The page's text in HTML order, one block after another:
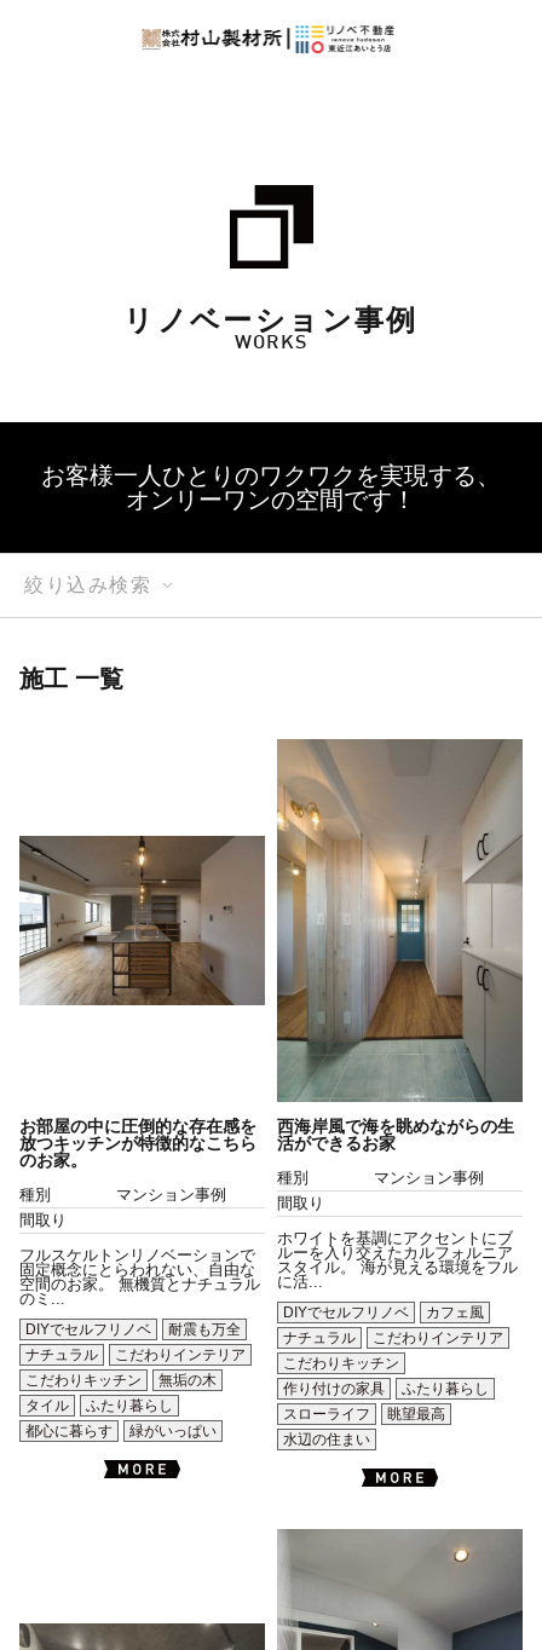
リノベーション事例
WORKS
お客様一人ひとりのワクワクを実現する、
オンリーワンの空間です！
絞り込み検索
施工 一覧
お部屋の中に圧倒的な存在感を
放つキッチンが特徴的なこちら
のお家。
種別
マンション事例
間取り
フルスケルトンリノベーションで
固定概念にとらわれない、自由な
空間のお家。 無機質とナチュラル
のミ...
DIYでセルフリノベ
耐震も万全
ナチュラル
こだわりインテリア
こだわりキッチン
無垢の木
タイル
ふたり暮らし
都心に暮らす
緑がいっぱい
西海岸風で海を眺めながらの生
活ができるお家
種別
マンション事例
間取り
ホワイトを基調にアクセントにブ
ルーを入り交えたカルフォルニア
スタイル。 海が見える環境をフル
に活...
DIYでセルフリノベ
カフェ風
ナチュラル
こだわりインテリア
こだわりキッチン
作り付けの家具
ふたり暮らし
スローライフ
眺望最高
水辺の住まい